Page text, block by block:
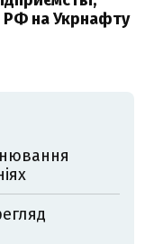
РФ на Укрнафту